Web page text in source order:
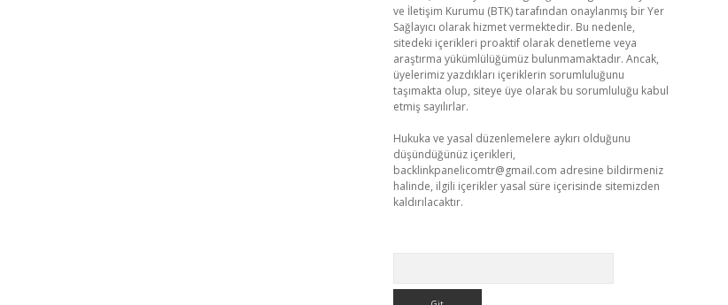
ve İletişim Kurumu (BTK) tarafından onaylanmış bir Yer
Sağlayıcı olarak hizmet vermektedir. Bu nedenle,
sitedeki içerikleri proaktif olarak denetleme veya
araştırma yükümlülüğümüz bulunmamaktadır. Ancak,
üyelerimiz yazdıkları içeriklerin sorumluluğunu
taşımakta olup, siteye üye olarak bu sorumluluğu kabul
etmiş sayılırlar.
Hukuka ve yasal düzenlemelere aykırı olduğunu
düşündüğünüz içerikleri,
backlinkpanelicomtr@gmail.com adresine bildirmeniz
halinde, ilgili içerikler yasal süre içerisinde sitemizden
kaldırılacaktır.